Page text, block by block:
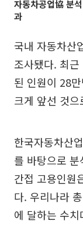
자동차공업協 분
과
국내 자동차산
조사됐다. 최
된 인원이 28
크게 앞선 것
한국자동차산
를 바탕으로
간접 고용인원
다. 우리나라
에 달하는 수치